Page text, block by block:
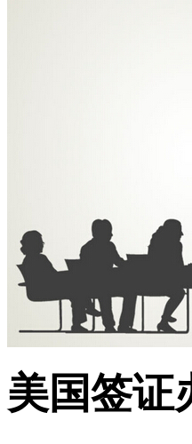
美国签证